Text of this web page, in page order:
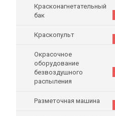
Красконагнетательный
бак
Краскопульт
Окрасочное
оборудование
безвоздушного
распыления
Разметочная машина